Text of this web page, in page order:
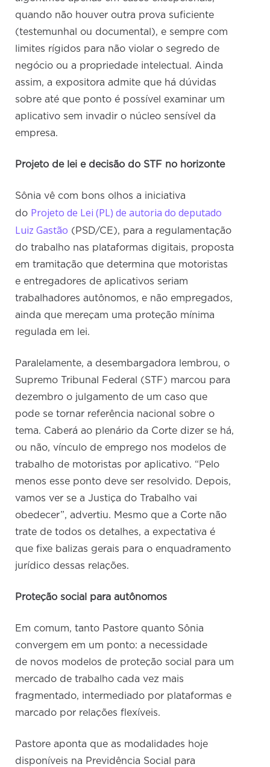
quando não houver outra prova suficiente
(testemunhal ou documental), e sempre com
limites rígidos para não violar o segredo de
negócio ou a propriedade intelectual. Ainda
assim, a expositora admite que há dúvidas
sobre até que ponto é possível examinar um
aplicativo sem invadir o núcleo sensível da
empresa.
Projeto de lei e decisão do STF no horizonte
Sônia vê com bons olhos a iniciativa
do Projeto de Lei (PL) de autoria do deputado
Luiz Gastão (PSD/CE), para a regulamentação
do trabalho nas plataformas digitais, proposta
em tramitação que determina que motoristas
e entregadores de aplicativos seriam
trabalhadores autônomos, e não empregados,
ainda que mereçam uma proteção mínima
regulada em lei.
Paralelamente, a desembargadora lembrou, o
Supremo Tribunal Federal (STF) marcou para
dezembro o julgamento de um caso que
pode se tornar referência nacional sobre o
tema. Caberá ao plenário da Corte dizer se há,
ou não, vínculo de emprego nos modelos de
trabalho de motoristas por aplicativo. “Pelo
menos esse ponto deve ser resolvido. Depois,
vamos ver se a Justiça do Trabalho vai
obedecer”, advertiu. Mesmo que a Corte não
trate de todos os detalhes, a expectativa é
que fixe balizas gerais para o enquadramento
jurídico dessas relações.
Proteção social para autônomos
Em comum, tanto Pastore quanto Sônia
convergem em um ponto: a necessidade
de novos modelos de proteção social para um
mercado de trabalho cada vez mais
fragmentado, intermediado por plataformas e
marcado por relações flexíveis.
Pastore aponta que as modalidades hoje
disponíveis na Previdência Social para